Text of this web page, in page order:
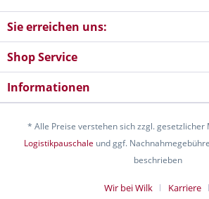
Sie erreichen uns:
Shop Service
Informationen
* Alle Preise verstehen sich zzgl.
Logistikpauschale und ggf.
beschrieben
Wir bei Wilk Karriere